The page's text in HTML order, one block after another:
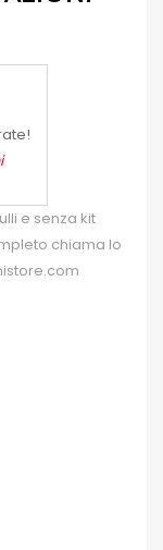
e senza kit
chiama lo